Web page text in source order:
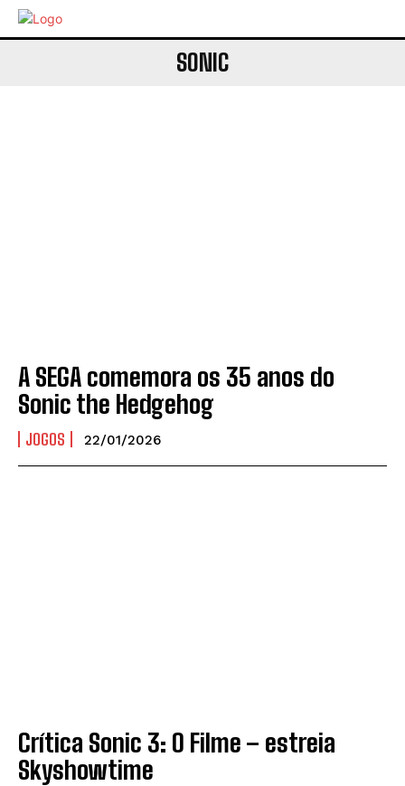
SONIC
A SEGA comemora os 35 anos do
Sonic the Hedgehog
JOGOS 22/01/2026
Crítica Sonic 3: O Filme – estreia
Skyshowtime